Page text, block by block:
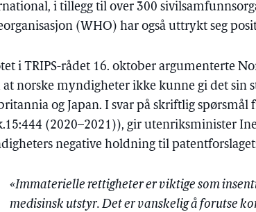
i tillegg til over 300
(WHO) har også uttrykt seg
i TRIPS-rådet 16. oktober argumenterte
norske myndigheter ikke kunne gi det sin
og Japan. I svar på skriftlig
(2020–2021)), gir utenriksminister
negative holdning til
«Immaterielle rettigheter er viktige som
medisinsk utstyr. Det er vanskelig å forutse